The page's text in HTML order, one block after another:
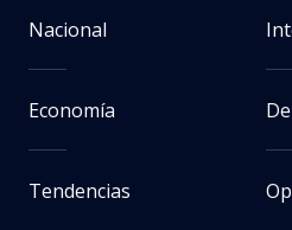
Nacional
Economía
Tendencias